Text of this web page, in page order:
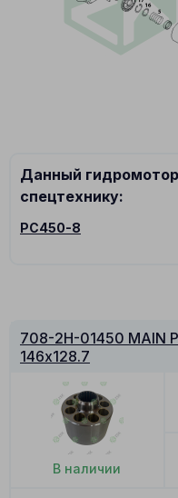
Данный
спецтехнику:
PC450-8
708-2H-01450 MAIN
146x128.7
В наличии